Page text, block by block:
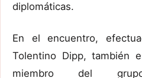
diplomáticas.
En el encuentro,
Tolentino Dipp, también
miembro del